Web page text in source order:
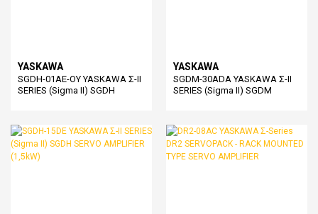
YASKAWA
SGDH-01AE-OY YASKAWA Σ-II
SERIES (Sigma II) SGDH
YASKAWA
SGDM-30ADA YASKAWA Σ-II
SERIES (Sigma II) SGDM